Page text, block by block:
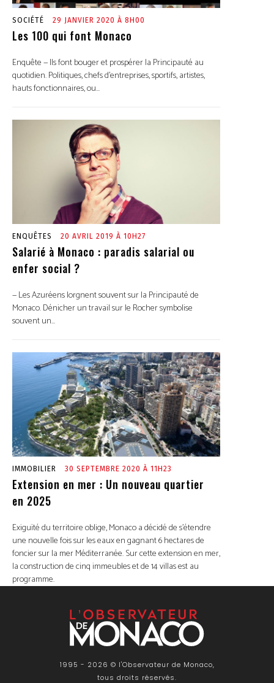
SOCIÉTÉ 29 JANVIER 2020 À 8H00
Les 100 qui font Monaco
Enquête — Ils font bouger et prospérer la Principauté au
quotidien. Politiques, chefs d’entreprises, sportifs, artistes,
hauts fonctionnaires, ou...
ENQUÊTES 20 AVRIL 2019 À 10H27
Salarié à Monaco : paradis salarial ou
enfer social ?
— Les Azuréens lorgnent souvent sur la Principauté de
Monaco. Dénicher un travail sur le Rocher symbolise
souvent un...
IMMOBILIER 30 SEPTEMBRE 2020 À 11H23
Extension en mer : Un nouveau quartier
en 2025
Exiguïté du territoire oblige, Monaco a décidé de s’étendre
une nouvelle fois sur les eaux en gagnant 6 hectares de
foncier sur la mer Méditerranée. Sur cette extension en mer,
la construction de cinq immeubles et de 14 villas est au
programme.
1995 - 2026 © l'Observateur de Monaco,
tous droits réservés.